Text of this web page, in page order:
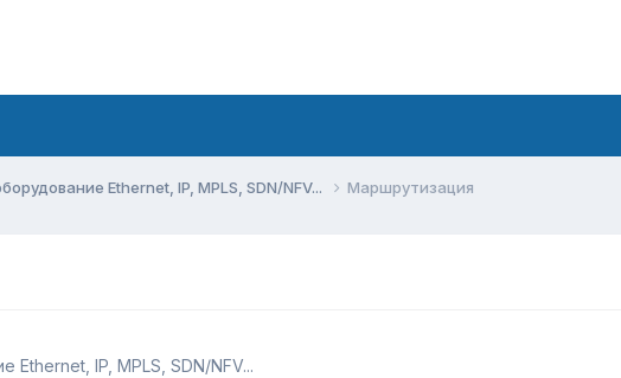
Ethernet, IP, MPLS, SDN/NFV... Маршрутизация
Ethernet, IP, MPLS, SDN/NFV...